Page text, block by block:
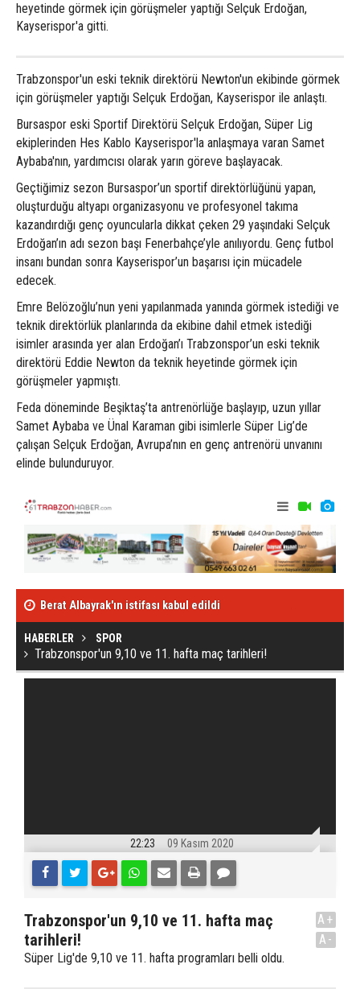
heyetinde görmek için görüşmeler yaptığı Selçuk Erdoğan,
Kayserispor'a gitti.
Trabzonspor'un eski teknik direktörü Newton'un ekibinde görmek
için görüşmeler yaptığı Selçuk Erdoğan, Kayserispor ile anlaştı.
Bursaspor eski Sportif Direktörü Selçuk Erdoğan, Süper Lig
ekiplerinden Hes Kablo Kayserispor'la anlaşmaya varan Samet
Aybaba'nın, yardımcısı olarak yarın göreve başlayacak.
Geçtiğimiz sezon Bursaspor’un sportif direktörlüğünü yapan,
oluşturduğu altyapı organizasyonu ve profesyonel takıma
kazandırdığı genç oyuncularla dikkat çeken 29 yaşındaki Selçuk
Erdoğan’ın adı sezon başı Fenerbahçe’yle anılıyordu. Genç futbol
insanı bundan sonra Kayserispor’un başarısı için mücadele
edecek.
Emre Belözoğlu’nun yeni yapılanmada yanında görmek istediği ve
teknik direktörlük planlarında da ekibine dahil etmek istediği
isimler arasında yer alan Erdoğan’ı Trabzonspor’un eski teknik
direktörü Eddie Newton da teknik heyetinde görmek için
görüşmeler yapmıştı.
Feda döneminde Beşiktaş’ta antrenörlüğe başlayıp, uzun yıllar
Samet Aybaba ve Ünal Karaman gibi isimlerle Süper Lig’de
çalışan Selçuk Erdoğan, Avrupa’nın en genç antrenörü unvanını
elinde bulunduruyor.
Berat Albayrak'ın istifası kabul edildi
HABERLER SPOR
Trabzonspor'un 9,10 ve 11. hafta maç tarihleri!
22:23 09 Kasım 2020
Trabzonspor'un 9,10 ve 11. hafta maç
tarihleri!
Süper Lig'de 9,10 ve 11. hafta programları belli oldu.
A+
A-